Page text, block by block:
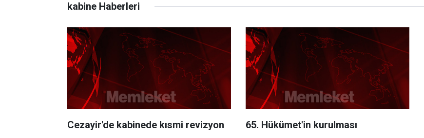
kabine Haberleri
Cezayir'de kabinede kısmi revizyon 65. Hükümet'in kurulması